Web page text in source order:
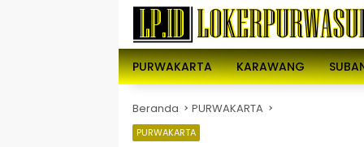
PURWAKARTA KARAWANG
Beranda PURWAKARTA
PURWAKARTA